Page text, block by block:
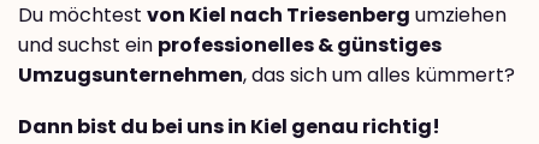
Du möchtest von Kiel nach Triesenberg umziehen
und suchst ein professionelles & günstiges
Umzugsunternehmen, das sich um alles kümmert?
Dann bist du bei uns in Kiel genau richtig!